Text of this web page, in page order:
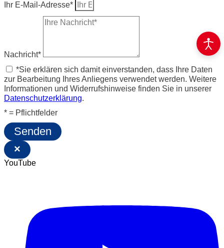
Ihr E-Mail-Adresse*
Nachricht*
*Sie erklären sich damit einverstanden, dass Ihre Daten
zur Bearbeitung Ihres Anliegens verwendet werden. Weitere
Informationen und Widerrufshinweise finden Sie in unserer
Datenschutzerklärung.
* = Pflichtfelder
Senden
×
YouTube